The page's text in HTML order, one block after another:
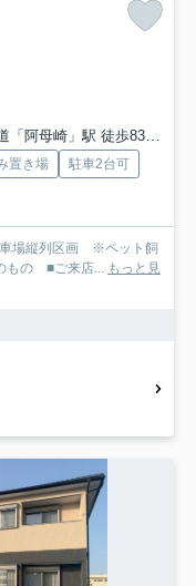
「阿母崎」駅 徒歩83分
置き場
駐車2台可
場縦列区画 ※ペット飼
もの ■ご来店... もっと見